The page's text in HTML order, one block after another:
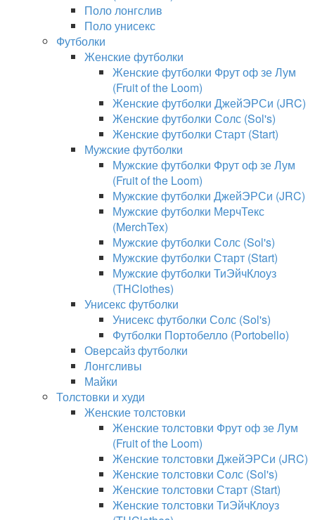
Поло лонгслив
Поло унисекс
Футболки
Женские футболки
Женские футболки Фрут оф зе Лум
(Fruit of the Loom)
Женские футболки ДжейЭРСи (JRC)
Женские футболки Солс (Sol's)
Женские футболки Старт (Start)
Мужские футболки
Мужские футболки Фрут оф зе Лум
(Fruit of the Loom)
Мужские футболки ДжейЭРСи (JRC)
Мужские футболки МерчТекс
(MerchTex)
Мужские футболки Солс (Sol's)
Мужские футболки Старт (Start)
Мужские футболки ТиЭйчКлоуз
(THClothes)
Унисекс футболки
Унисекс футболки Солс (Sol's)
Футболки Портобелло (Portobello)
Оверсайз футболки
Лонгсливы
Майки
Толстовки и худи
Женские толстовки
Женские толстовки Фрут оф зе Лум
(Fruit of the Loom)
Женские толстовки ДжейЭРСи (JRC)
Женские толстовки Солс (Sol's)
Женские толстовки Старт (Start)
Женские толстовки ТиЭйчКлоуз